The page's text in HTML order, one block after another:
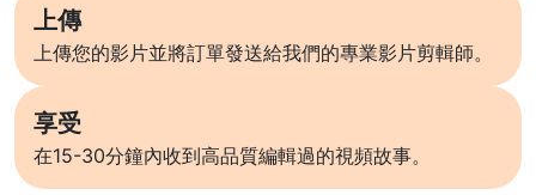
上傳
上傳您的影片並將訂單發送給我們的專業影片剪輯師。
享受
在15-30分鐘內收到高品質編輯過的視頻故事。